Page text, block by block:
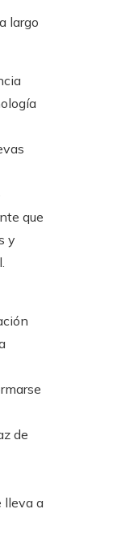
largo
que
y
de
lleva a